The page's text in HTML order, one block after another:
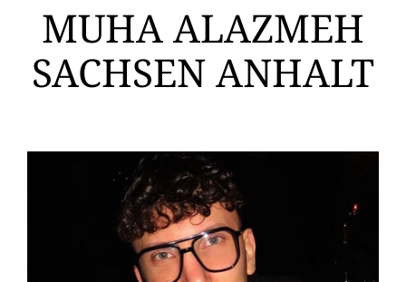
MUHA ALAZMEH
SACHSEN ANHALT